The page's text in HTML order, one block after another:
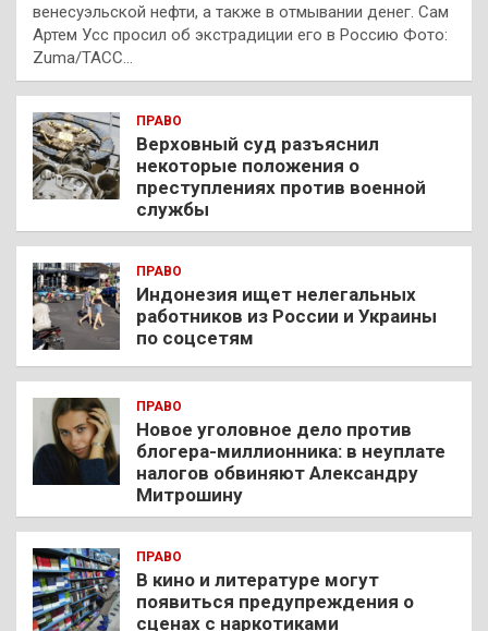
венесуэльской нефти, а также в отмывании денег. Сам
Артем Усс просил об экстрадиции его в Россию Фото:
Zuma/ТАСС…
ПРАВО
Верховный суд разъяснил
некоторые положения о
преступлениях против военной
службы
ПРАВО
Индонезия ищет нелегальных
работников из России и Украины
по соцсетям
ПРАВО
Новое уголовное дело против
блогера-миллионника: в неуплате
налогов обвиняют Александру
Митрошину
ПРАВО
В кино и литературе могут
появиться предупреждения о
сценах с наркотиками